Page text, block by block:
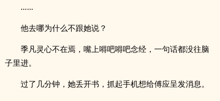
……
他去哪为什么不跟她说？
季凡灵心不在焉，嘴上嘚吧嘚吧念经，一句话都没往脑
子里进。
过了几分钟，她丢开书，抓起手机想给傅应呈发消息。